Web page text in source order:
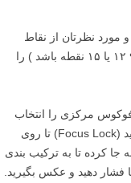
مورد نظرتان از نقاط
فوکوس دوربین ( بسته به دوربینتان می تواند ۶ ۹ ۱۲ یا ۱۵ نقطه باشد ) را
مرکزی را انتخاب
کنید، در این حالت دکمه شاتر را تا نیمه فشار دهید (Focus Lock) تا روی
کرده تا به ترکیب بندی
فشار دهید و عکس بگیرید.